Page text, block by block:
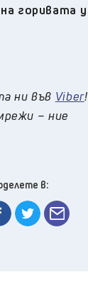
горивата у
ни във Viber!
– ние
в: